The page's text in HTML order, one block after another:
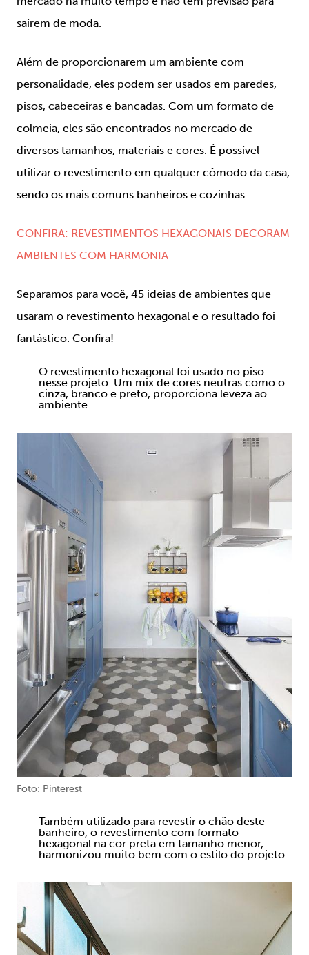
saírem de moda.
Além de proporcionarem um ambiente com
personalidade, eles podem ser usados em paredes,
pisos, cabeceiras e bancadas. Com um formato de
colmeia, eles são encontrados no mercado de
diversos tamanhos, materiais e cores. É possível
utilizar o revestimento em qualquer cômodo da casa,
sendo os mais comuns banheiros e cozinhas.
CONFIRA: REVESTIMENTOS HEXAGONAIS DECORAM
AMBIENTES COM HARMONIA
Separamos para você, 45 ideias de ambientes que
usaram o revestimento hexagonal e o resultado foi
fantástico. Confira!
O revestimento hexagonal foi usado no piso
nesse projeto. Um mix de cores neutras como o
cinza, branco e preto, proporciona leveza ao
ambiente.
Foto: Pinterest
Também utilizado para revestir o chão deste
banheiro, o revestimento com formato
hexagonal na cor preta em tamanho menor,
harmonizou muito bem com o estilo do projeto.